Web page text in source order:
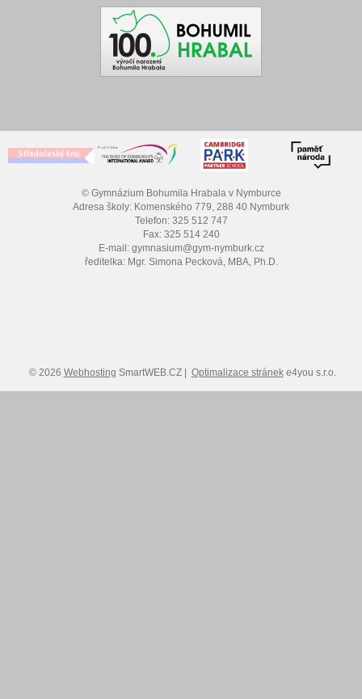
© Gymnázium Bohumila Hrabala v Nymburce
Adresa školy: Komenského 779, 288 40 Nymburk
Telefon: 325 512 747
Fax: 325 514 240
E-mail: gymnasium@gym-nymburk.cz
ředitelka: Mgr. Simona Pecková, MBA, Ph.D.
© 2026 Webhosting SmartWEB.CZ | Optimalizace stráneke4you s.r.o.